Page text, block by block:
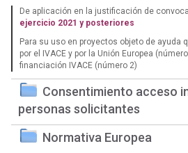
De aplicación en la justificación de
ejercicio 2021 y posteriores
Para su uso en proyectos objeto de ayuda
por el IVACE y por la Unión Europea
financiación IVACE (número 2)
Consentimiento acceso
personas solicitantes
Normativa Europea